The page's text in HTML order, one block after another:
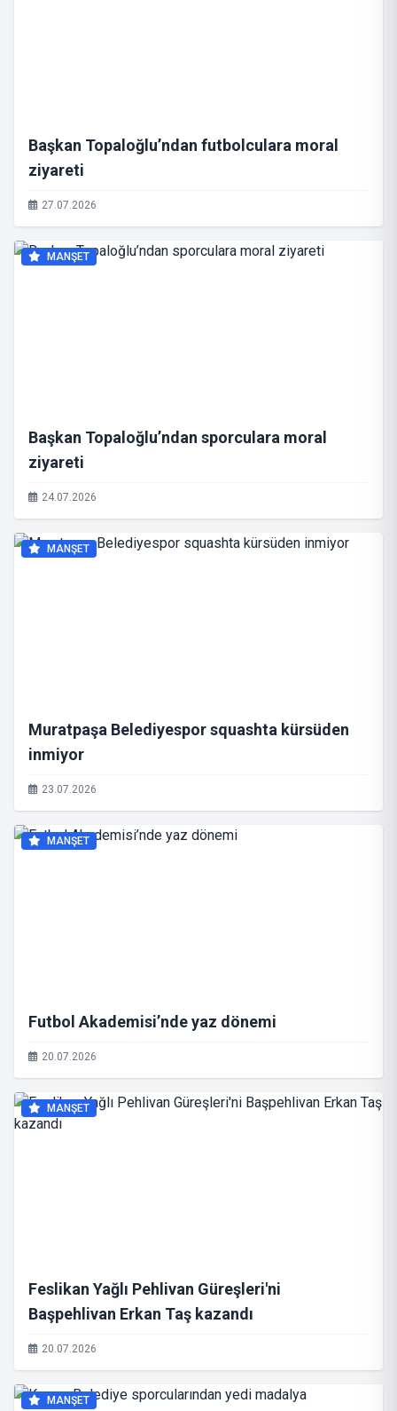
Başkan Topaloğlu’ndan futbolculara moral
ziyareti
27.07.2026
MANŞET
Başkan Topaloğlu’ndan sporculara moral
ziyareti
24.07.2026
MANŞET
Muratpaşa Belediyespor squashta kürsüden
inmiyor
23.07.2026
MANŞET
Futbol Akademisi’nde yaz dönemi
20.07.2026
MANŞET
Feslikan Yağlı Pehlivan Güreşleri'ni
Başpehlivan Erkan Taş kazandı
20.07.2026
MANŞET